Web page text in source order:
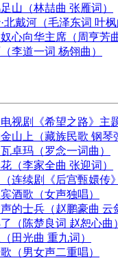
山（林喆曲 张雁词）
北戴河（毛泽东词 叶枫
心向华主席（周亨芳
李道一词 杨翎曲）
视剧《希望之路》主
山上（藏族民歌 钢琴
卓玛（罗念一词曲）
（李家全曲 张迎词）
连续剧《后宫甄嬛传
酒歌（女声独唱）
的士兵（赵鹏豪曲 云
（陈楚良词 赵恕心曲）
田光曲 重九词）
（男女声二重唱）